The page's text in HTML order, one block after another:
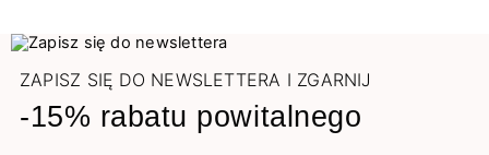
ZAPISZ SIĘ DO NEWSLETTERA I ZGARNIJ
-15% rabatu powitalnego